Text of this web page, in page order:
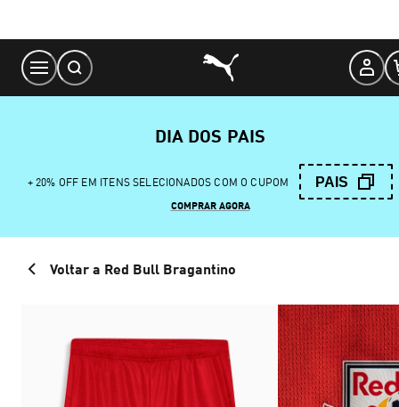
Content
DIA DOS PAIS
+ 20% OFF EM ITENS SELECIONADOS COM O CUPOM PAIS
COMPRAR AGORA
Voltar a Red Bull Bragantino